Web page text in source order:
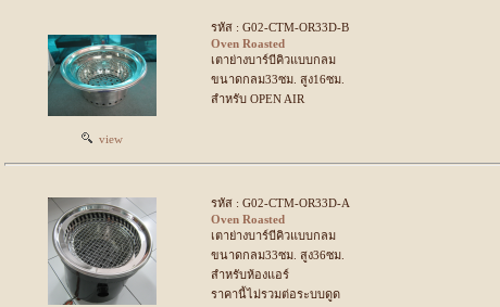
view
รหัส : G02-CTM-OR33D-B
Oven Roasted
เตาย่างบาร์บีคิวแบบกลม
ขนาดกลม33ซม. สูง16ซม.
สำหรับ OPEN AIR
รหัส : G02-CTM-OR33D-A
Oven Roasted
เตาย่างบาร์บีคิวแบบกลม
ขนาดกลม33ซม. สูง36ซม.
สำหรับห้องแอร์
ราคานี้ไม่รวมต่อระบบดูด